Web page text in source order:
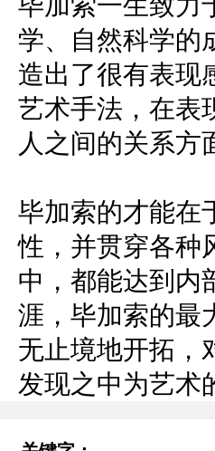
学、自然科学的
造出了很有表现
艺术手法，在表
人之间的关系方
毕加索的才能在
性，并贯穿各种
中，都能达到内
涯，毕加索的最
无止境地开拓，
发现之中为艺术